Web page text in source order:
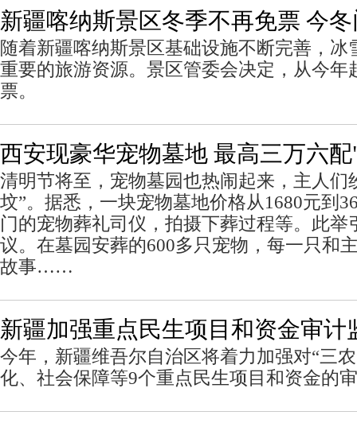
新疆喀纳斯景区冬季不再免票 今
随着新疆喀纳斯景区基础设施不断完善，冰
重要的旅游资源。景区管委会决定，从今年
票。
西安现豪华宠物墓地 最高三万六
清明节将至，宠物墓园也热闹起来，主人们
坟”。据悉，一块宠物墓地价格从1680元到
门的宠物葬礼司仪，拍摄下葬过程等。此举
议。在墓园安葬的600多只宠物，每一只和
故事……
新疆加强重点民生项目和资金审计
今年，新疆维吾尔自治区将着力加强对“三
化、社会保障等9个重点民生项目和资金的